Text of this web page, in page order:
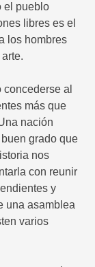
el pueblo
libres es el
los hombres
al
más que
nación
grado que
nos
con reunir
y
una asamblea
varios